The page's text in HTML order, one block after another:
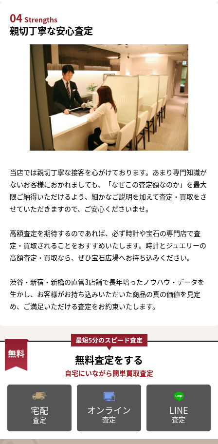
04 Strengths
親切丁寧な安心査定
当店では親切丁寧な接客を心がけております。あまり専門知識が
ないお客様におかれましても、「なぜこの査定額なのか」を最大
限ご納得いただけるよう、細かなご説明を加えて査定・買取をさ
せていただきますので、ご安心くださいませ。
高額査定を期待するのであれば、必ず時計や宝石の専門店で査
定・買取されることをおすすめいたします。時計とジュエリーの
高額査定・買取なら、ぜひ宝石広場へお持ち込みください。
渋谷・新宿・新橋の直営3店舗で長年培ったノウハウ・データを
生かし、お客様がお持ち込みいただいた商品の真の価値を見定
め、ご満足いただける査定をお約束いたします。
無料査定をする
宅配
査定
オンライン
査定
LINE
査定